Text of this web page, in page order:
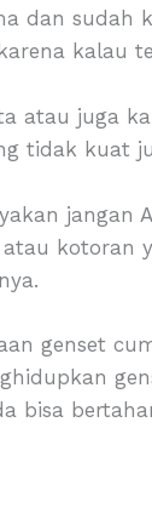
dan sudah
kalau
atau juga
tidak kuat
jangan
kotoran
genset
bisa